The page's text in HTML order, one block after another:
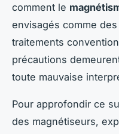
comment le
envisagés comme
traitements
précautions
toute mauvaise
Pour approfondir ce
des magnétiseurs,